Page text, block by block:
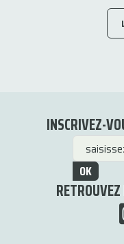
INSCRIVEZ-
OK